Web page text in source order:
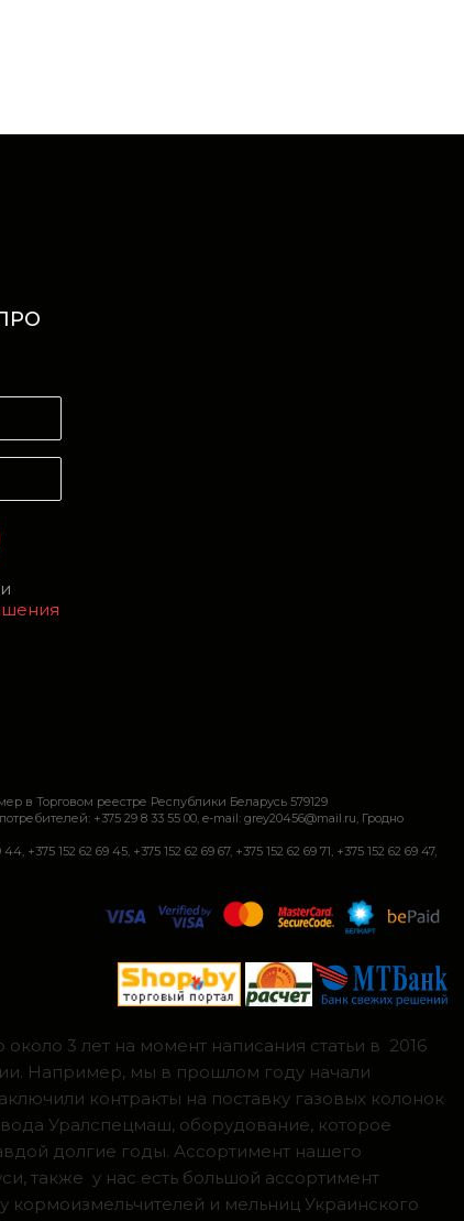
в Торговом реестре Республики Беларусь 579129
+375 29 8 33 55 00, e-mail: grey20456@mail.ru, Гродно
152 62 69 45, +375 152 62 69 67, +375 152 62 69 71, +375 152 62 69 47,
3 лет на момент написания статьи в 2016
Например, мы в прошлом году начали
контракты на поставку газовых колонок
Уралспецмаш, оборудование, которое
долгие годы. Ассортимент нашего
также у нас есть большой ассортимент
кормоизмельчителей и мельниц Украинского